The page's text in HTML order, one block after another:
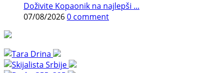
Doživite Kopaonik na najlepši ...
07/08/20260 comment